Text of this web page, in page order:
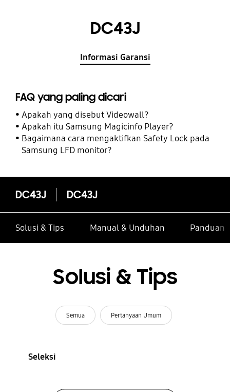
DC43J
Informasi Garansi
FAQ yang paling dicari
Apakah yang disebut Videowall?
Apakah itu Samsung Magicinfo Player?
Bagaimana cara mengaktifkan Safety Lock pada
Samsung LFD monitor?
DC43J DC43J
Solusi & Tips Manual & Unduhan Panduan
Solusi & Tips
Semua Pertanyaan Umum
Seleksi